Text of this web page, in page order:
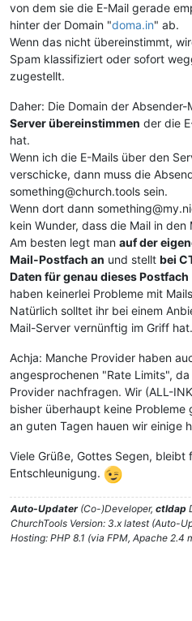
von dem sie die E-Mail gerade
hinter der Domain "doma.in" ab.
Wenn das nicht übereinstimmt,
Spam klassifiziert oder sofort
zugestellt.
Daher: Die Domain der Absender-
Server übereinstimmen der die
hat.
Wenn ich die E-Mails über den
verschicke, dann muss die
something@church.tools sein.
Wenn dort dann
kein Wunder, dass die Mail in
Am besten legt man auf der
Mail-Postfach an und stellt bei
Daten für genau dieses Postfach
haben keinerlei Probleme mit
Natürlich solltet ihr bei einem
Mail-Server vernünftig im Griff
Achja: Manche Provider haben
angesprochenen "Rate Limits",
Provider nachfragen. Wir (ALL-
bisher überhaupt keine
an guten Tagen hauen wir einige
Viele Grüße, Gottes Segen,
Entschleunigung.
Auto-Updater(Co-)Developer, ctldap
ChurchTools Version: 3.x latest (Auto-
Hosting: PHP 8.1 (via FPM, Apache 2.4